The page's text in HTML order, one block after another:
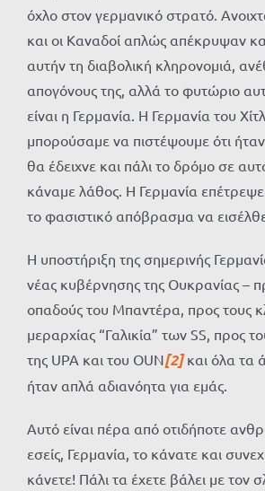
όχλο στον γερμανικό στρατό.
και οι Καναδοί απλώς απέκρυψαν
αυτήν τη διαβολική κληρονομιά,
απογόνους της, αλλά το φυτώριο
είναι η Γερμανία. Η Γερμανία του
μπορούσαμε να πιστέψουμε ότι
θα έδειχνε και πάλι το δρόμο σε
κάναμε λάθος. Η Γερμανία
το φασιστικό απόβρασμα να
Η υποστήριξη της σημερινής
νέας κυβέρνησης της Ουκρανίας –
οπαδούς του Μπαντέρα, προς τους
μεραρχίας “Γαλικία” των SS, προς
της UPA και του OUN[2]και όλα τα
ήταν απλά αδιανόητα για εμάς.
Αυτό είναι πέρα από οτιδήποτε
εσείς, Γερμανία, το κάνατε και
κάνετε! Πάλι τα έχετε βάλει με τον